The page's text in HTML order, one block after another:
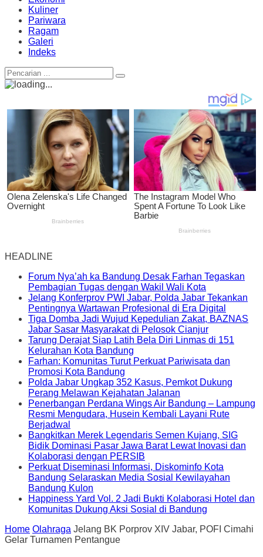
Kuliner
Pariwara
Ragam
Galeri
Indeks
HEADLINE
Forum Nya’ah ka Bandung Desak Farhan Tegaskan
Pembagian Tugas dengan Wakil Wali Kota
Jelang Konferprov PWI Jabar, Polda Jabar Tekankan
Pentingnya Wartawan Profesional di Era Digital
Tiga Domba Jadi Wujud Kepedulian Zakat, BAZNAS
Jabar Sasar Masyarakat di Pelosok Cianjur
Tarung Derajat Siap Latih Bela Diri Linmas di 151
Kelurahan Kota Bandung
Farhan: Komunitas Turut Perkuat Pariwisata dan
Promosi Kota Bandung
Polda Jabar Ungkap 352 Kasus, Pemkot Dukung
Perang Melawan Kejahatan Jalanan
Penerbangan Perdana Wings Air Bandung – Lampung
Resmi Mengudara, Husein Kembali Layani Rute
Berjadwal
Bangkitkan Merek Legendaris Semen Kujang, SIG
Bidik Dominasi Pasar Jawa Barat Lewat Inovasi dan
Kolaborasi dengan PERSIB
Perkuat Diseminasi Informasi, Diskominfo Kota
Bandung Selaraskan Media Sosial Kewilayahan
Bandung Kulon
Happiness Yard Vol. 2 Jadi Bukti Kolaborasi Hotel dan
Komunitas Dukung Aksi Sosial di Bandung
Home Olahraga Jelang BK Porprov XIV Jabar, POFI Cimahi
Gelar Turnamen Pentangue